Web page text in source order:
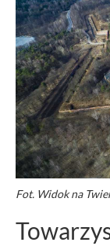
Fot. Widok na